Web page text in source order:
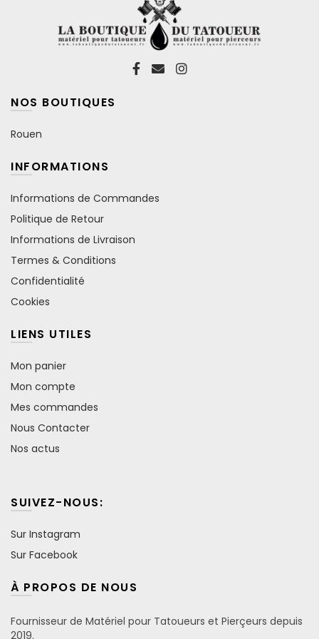
NOS BOUTIQUES
Rouen
INFORMATIONS
Informations de Commandes
Politique de Retour
Informations de Livraison
Termes & Conditions
Confidentialité
Cookies
LIENS UTILES
Mon panier
Mon compte
Mes commandes
Nous Contacter
Nos actus
SUIVEZ-NOUS:
Sur Instagram
Sur Facebook
À PROPOS DE NOUS
Fournisseur de Matériel pour Tatoueurs et Pierçeurs depuis
2019.